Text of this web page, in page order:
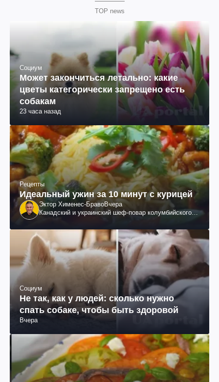
TOP news
Социум
Может закончиться летально: какие
цветы категорически запрещено есть
собакам
23 часа назад
Рецепты
Идеальный ужин за 10 минут с курицей
Эктор Хименес-БравоВчера
Канадский и украинский шеф-повар колумбийского
Социум
Не так, как у людей: сколько нужно
спать собаке, чтобы быть здоровой
Вчера